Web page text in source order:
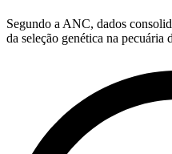
Segundo a ANC, dados
da seleção genética na pecuária